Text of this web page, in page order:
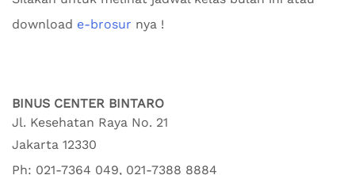
download e-brosur nya !
BINUS CENTER BINTARO
Jl. Kesehatan Raya No. 21
Jakarta 12330
Ph: 021-7364 049, 021-7388 8884